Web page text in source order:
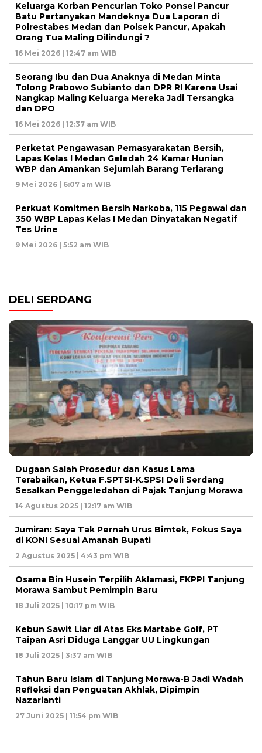
Keluarga Korban Pencurian Toko Ponsel Pancur
Batu Pertanyakan Mandeknya Dua Laporan di
Polrestabes Medan dan Polsek Pancur, Apakah
Orang Tua Maling Dilindungi ?
16 Mei 2026 | 12:47 am WIB
Seorang Ibu dan Dua Anaknya di Medan Minta
Tolong Prabowo Subianto dan DPR RI Karena Usai
Nangkap Maling Keluarga Mereka Jadi Tersangka
dan DPO
16 Mei 2026 | 12:37 am WIB
Perketat Pengawasan Pemasyarakatan Bersih,
Lapas Kelas I Medan Geledah 24 Kamar Hunian
WBP dan Amankan Sejumlah Barang Terlarang
9 Mei 2026 | 6:07 am WIB
Perkuat Komitmen Bersih Narkoba, 115 Pegawai dan
350 WBP Lapas Kelas I Medan Dinyatakan Negatif
Tes Urine
9 Mei 2026 | 5:52 am WIB
DELI SERDANG
Dugaan Salah Prosedur dan Kasus Lama
Terabaikan, Ketua F.SPTSI-K.SPSI Deli Serdang
Sesalkan Penggeledahan di Pajak Tanjung Morawa
14 Agustus 2025 | 12:17 am WIB
Jumiran: Saya Tak Pernah Urus Bimtek, Fokus Saya
di KONI Sesuai Amanah Bupati
2 Agustus 2025 | 4:43 pm WIB
Osama Bin Husein Terpilih Aklamasi, FKPPI Tanjung
Morawa Sambut Pemimpin Baru
18 Juli 2025 | 10:17 pm WIB
Kebun Sawit Liar di Atas Eks Martabe Golf, PT
Taipan Asri Diduga Langgar UU Lingkungan
18 Juli 2025 | 3:37 am WIB
Tahun Baru Islam di Tanjung Morawa-B Jadi Wadah
Refleksi dan Penguatan Akhlak, Dipimpin
Nazarianti
27 Juni 2025 | 11:54 pm WIB